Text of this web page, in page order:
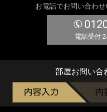
お電話でお問い合わ
電話受付
部屋お問い合